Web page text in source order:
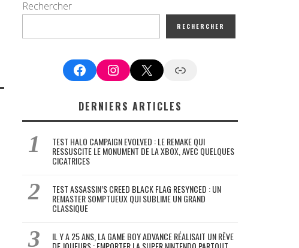
Rechercher
RECHERCHER
FacebookInstagram
X Google News
DERNIERS ARTICLES
TEST HALO CAMPAIGN EVOLVED : LE REMAKE QUI
RESSUSCITE LE MONUMENT DE LA XBOX, AVEC QUELQUES
CICATRICES
TEST ASSASSIN’S CREED BLACK FLAG RESYNCED : UN
REMASTER SOMPTUEUX QUI SUBLIME UN GRAND
CLASSIQUE
IL Y A 25 ANS, LA GAME BOY ADVANCE RÉALISAIT UN RÊVE